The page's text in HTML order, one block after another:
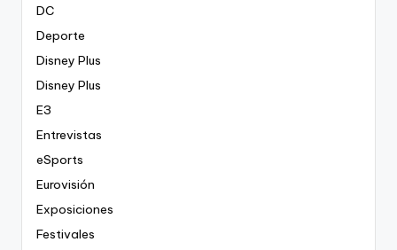
DC
Deporte
Disney Plus
Disney Plus
E3
Entrevistas
eSports
Eurovisión
Exposiciones
Festivales